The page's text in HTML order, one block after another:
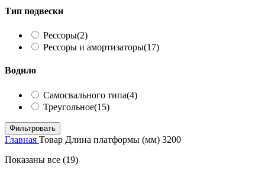
Тип подвески
Рессоры(2)
Рессоры и амортизаторы(17)
Водило
Самосвального типа(4)
Треугольное(15)
Фильтровать
Главная Товар Длина платформы (мм) 3200
Показаны все (19)